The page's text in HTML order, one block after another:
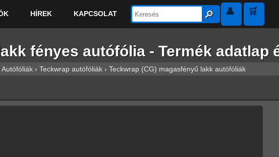
HÍREK KAPCSOLAT 🔎︎ 👤 🛒
fényes autófólia - Termék adatlap
Autófóliák › Teckwrap autófóliák › Teckwrap (CG) magasfényű lakk autófóliák